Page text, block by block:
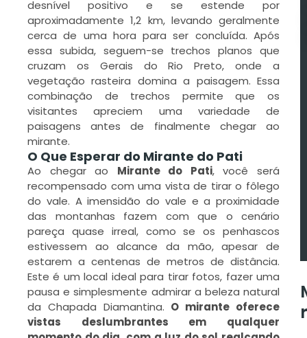
desnível positivo e se estende por
aproximadamente 1,2 km, levando geralmente
cerca de uma hora para ser concluída. Após
essa subida, seguem-se trechos planos que
cruzam os Gerais do Rio Preto, onde a
vegetação rasteira domina a paisagem. Essa
combinação de trechos permite que os
visitantes apreciem uma variedade de
paisagens antes de finalmente chegar ao
mirante.
O Que Esperar do Mirante do Pati
Ao chegar ao Mirante do Pati, você será
recompensado com uma vista de tirar o fôlego
do vale. A imensidão do vale e a proximidade
das montanhas fazem com que o cenário
pareça quase irreal, como se os penhascos
estivessem ao alcance da mão, apesar de
estarem a centenas de metros de distância.
Este é um local ideal para tirar fotos, fazer uma
pausa e simplesmente admirar a beleza natural
da Chapada Diamantina. O mirante oferece
vistas deslumbrantes em qualquer